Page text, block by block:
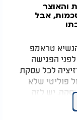
והאוצר
אבל
טראמפ
הפגישה
לכל עסקת
פוליטי שלא
יש לזה
ובמערכת